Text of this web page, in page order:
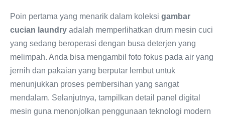
Poin pertama yang menarik dalam koleksi gambar
cucian laundry adalah memperlihatkan drum mesin cuci
yang sedang beroperasi dengan busa deterjen yang
melimpah. Anda bisa mengambil foto fokus pada air yang
jernih dan pakaian yang berputar lembut untuk
menunjukkan proses pembersihan yang sangat
mendalam. Selanjutnya, tampilkan detail panel digital
mesin guna menonjolkan penggunaan teknologi modern